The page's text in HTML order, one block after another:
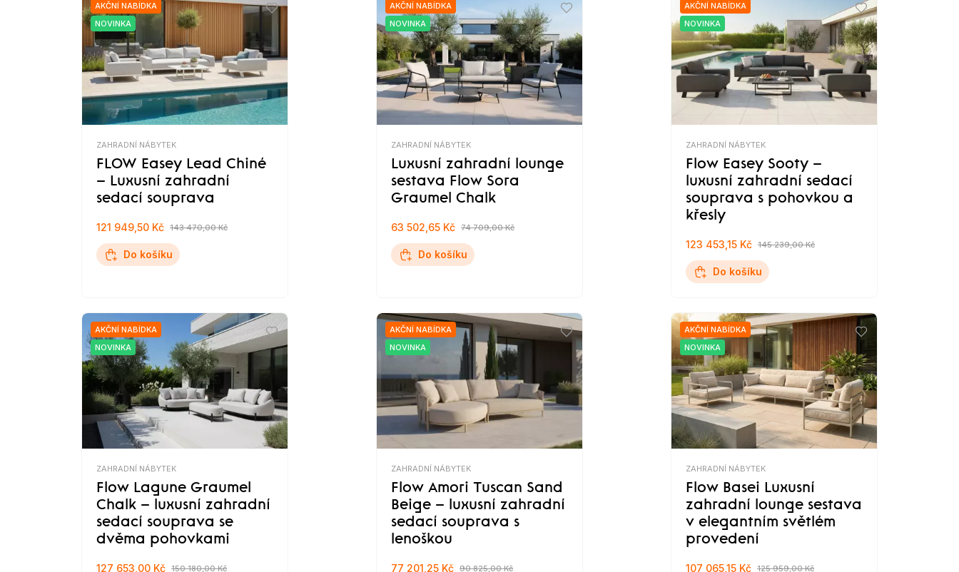
AKČNÍ NABÍDKA
NOVINKA
ZAHRADNÍ NÁBYTEK
FLOW Easey Lead Chiné
– Luxusní zahradní
sedací souprava
121 949,50 Kč 143 470,00 Kč
Do košíku
AKČNÍ NABÍDKA
NOVINKA
ZAHRADNÍ NÁBYTEK
Luxusní zahradní lounge
sestava Flow Sora
Graumel Chalk
63 502,65 Kč 74 709,00 Kč
Do košíku
AKČNÍ NABÍDKA
NOVINKA
ZAHRADNÍ NÁBYTEK
Flow Easey Sooty –
luxusní zahradní sedací
souprava s pohovkou a
křesly
123 453,15 Kč 145 239,00 Kč
Do košíku
AKČNÍ NABÍDKA
NOVINKA
ZAHRADNÍ NÁBYTEK
Flow Lagune Graumel
Chalk – luxusní zahradní
sedací souprava se
dvěma pohovkami
127 653,00 Kč 150 180,00 Kč
AKČNÍ NABÍDKA
NOVINKA
ZAHRADNÍ NÁBYTEK
Flow Amori Tuscan Sand
Beige – luxusní zahradní
sedací souprava s
lenoškou
77 201,25 Kč 90 825,00 Kč
AKČNÍ NABÍDKA
NOVINKA
ZAHRADNÍ NÁBYTEK
Flow Basei Luxusní
zahradní lounge sestava
v elegantním světlém
provedení
107 065,15 Kč 125 959,00 Kč